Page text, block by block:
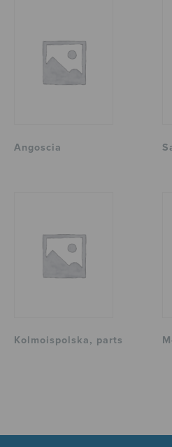
Angoscia
Kolmoispolska, parts